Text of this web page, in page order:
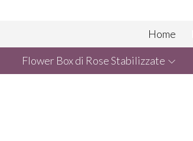
Home
Flower Box di Rose Stabilizzate